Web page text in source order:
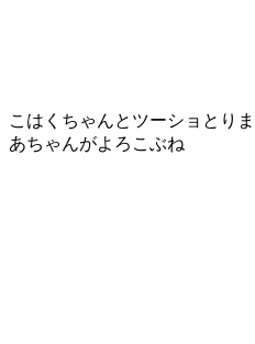
こはくちゃんとツーショとり
あちゃんがよろこぶね